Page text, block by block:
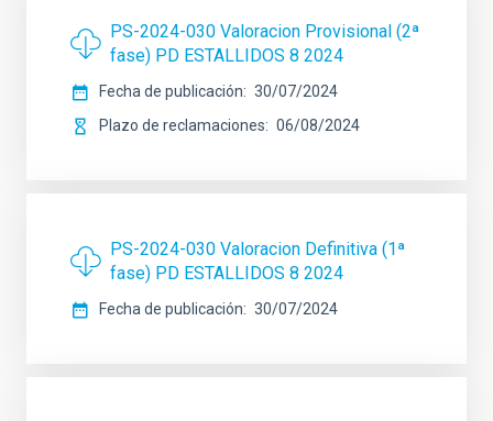
PS-2024-030 Valoracion Provisional (2ª
fase) PD ESTALLIDOS 8 2024
Fecha de publicación
30/07/2024
Plazo de reclamaciones
06/08/2024
PS-2024-030 Valoracion Definitiva (1ª
fase) PD ESTALLIDOS 8 2024
Fecha de publicación 30/07/2024